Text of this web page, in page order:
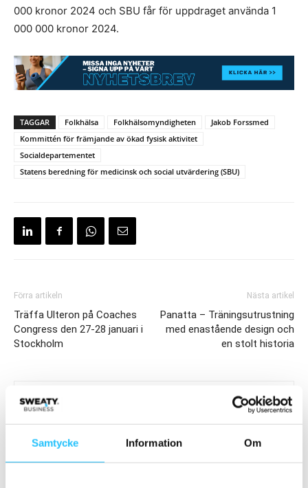
Samtycke Information Om
000 kronor 2024 och SBU får för uppdraget använda 1
000 000 kronor 2024.
TAGGAR Folkhälsa Folkhälsomyndigheten
Jakob Forssmed
Kommittén för främjande av ökad fysisk aktivitet
Socialdepartementet
Statens beredning för medicinsk och social utvärdering (SBU)
Förra artikeln
Träffa Ulteron på Coaches
Congress den 27-28 januari i
Stockholm
Nästa artikel
Panatta – Träningsutrustning
med enastående design och
en stolt historia